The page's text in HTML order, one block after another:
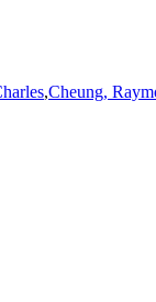
,Cheung,